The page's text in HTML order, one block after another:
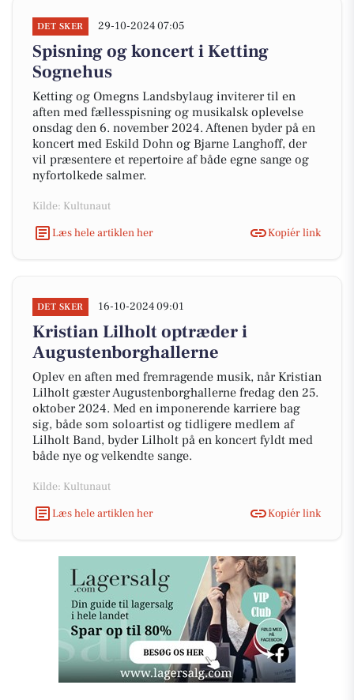
DET SKER 29-10-2024 07:05
Spisning og koncert i Ketting
Sognehus
Ketting og Omegns Landsbylaug inviterer til en
aften med fællesspisning og musikalsk oplevelse
onsdag den 6. november 2024. Aftenen byder på en
koncert med Eskild Dohn og Bjarne Langhoff, der
vil præsentere et repertoire af både egne sange og
nyfortolkede salmer.
Kilde: Kultunaut
Læs hele artiklen her
Kopiér link
DET SKER 16-10-2024 09:01
Kristian Lilholt optræder i
Augustenborghallerne
Oplev en aften med fremragende musik, når Kristian
Lilholt gæster Augustenborghallerne fredag den 25.
oktober 2024. Med en imponerende karriere bag
sig, både som soloartist og tidligere medlem af
Lilholt Band, byder Lilholt på en koncert fyldt med
både nye og velkendte sange.
Kilde: Kultunaut
Læs hele artiklen her
Kopiér link